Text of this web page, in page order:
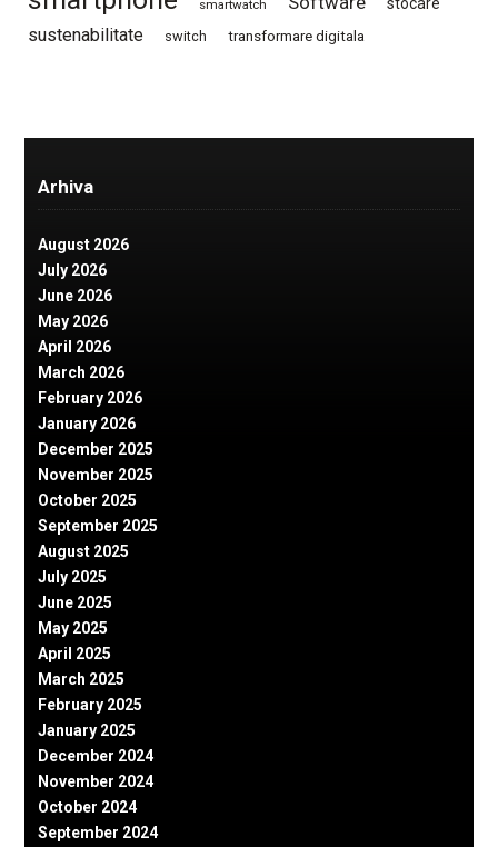
smartwatch
sustenabilitate switch transformare digitala
Arhiva
August 2026
July 2026
June 2026
May 2026
April 2026
March 2026
February 2026
January 2026
December 2025
November 2025
October 2025
September 2025
August 2025
July 2025
June 2025
May 2025
April 2025
March 2025
February 2025
January 2025
December 2024
November 2024
October 2024
September 2024